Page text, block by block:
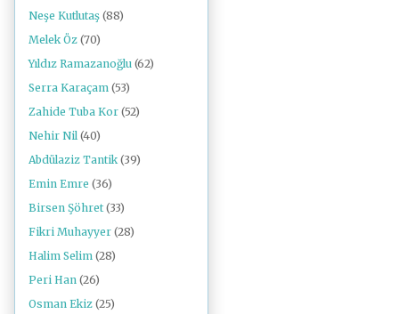
Neşe Kutlutaş (88)
Melek Öz (70)
Yıldız Ramazanoğlu (62)
Serra Karaçam (53)
Zahide Tuba Kor (52)
Nehir Nil (40)
Abdülaziz Tantik (39)
Emin Emre (36)
Birsen Şöhret (33)
Fikri Muhayyer (28)
Halim Selim (28)
Peri Han (26)
Osman Ekiz (25)